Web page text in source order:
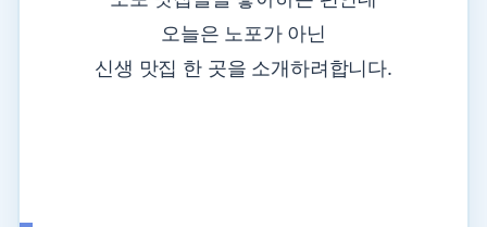
오늘은 노포가 아닌
신생 맛집 한 곳을 소개하려합니다.